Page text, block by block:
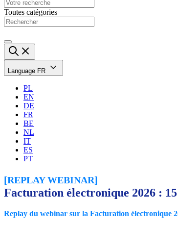
Toutes catégories
Language FR
PL
EN
DE
FR
BE
NL
IT
ES
PT
[REPLAY WEBINAR]
Facturation électronique 2026 :
Replay du webinar sur la Facturation électronique